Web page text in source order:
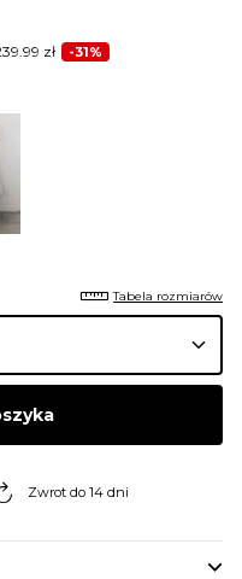
zł -31%
Tabela rozmiarów
Zwrot do 14 dni